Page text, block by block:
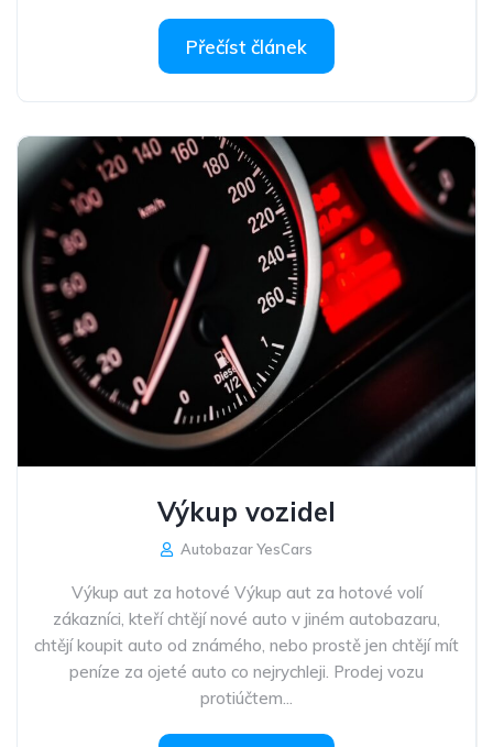
Přečíst článek
Výkup vozidel
Autobazar YesCars
Výkup aut za hotové Výkup aut za hotové volí
zákazníci, kteří chtějí nové auto v jiném autobazaru,
chtějí koupit auto od známého, nebo prostě jen chtějí mít
peníze za ojeté auto co nejrychleji. Prodej vozu
protiúčtem...